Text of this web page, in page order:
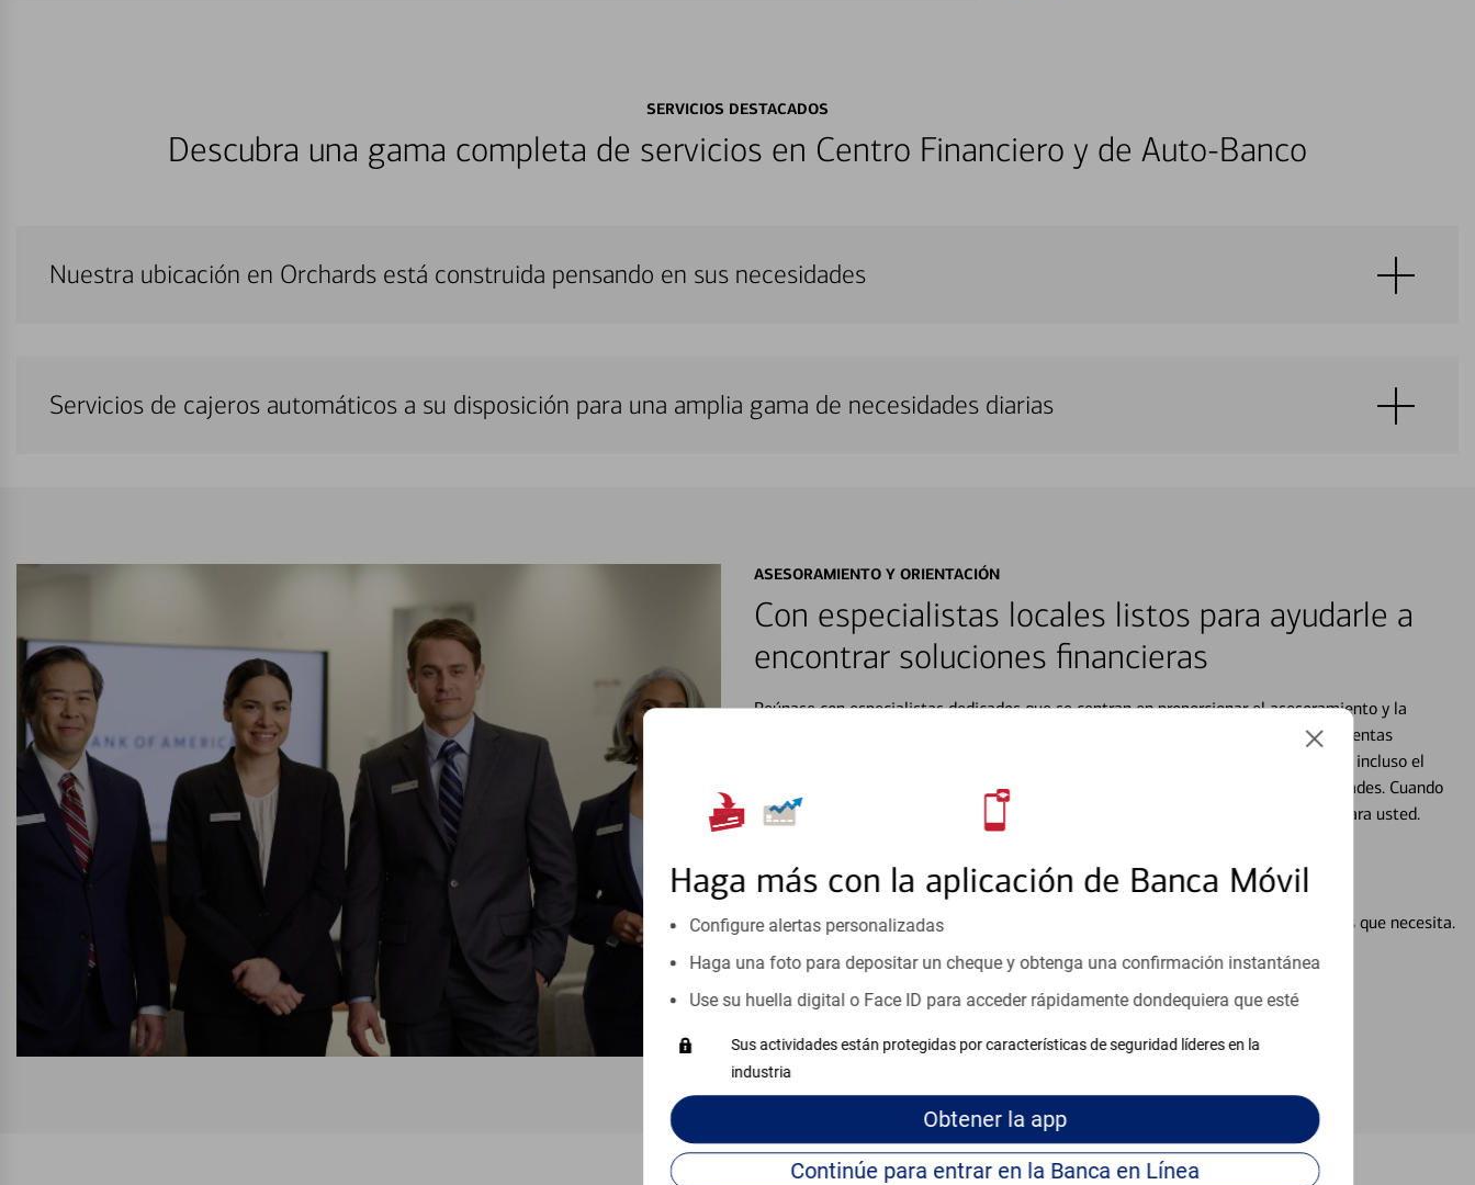
Haga más con la aplicación de Banca Móvil
Configure alertas personalizadas
Haga una foto para depositar un cheque y obtenga una confirmación instantánea
Use su huella digital o Face ID para acceder rápidamente dondequiera que esté
Sus actividades están protegidas por características de seguridad líderes en la
industria
Obtenerla app
Continúe para entrar en la Banca en Línea
SERVICIOS DESTACADOS
Descubra una gama completa de servicios en Centro Financiero y de Auto-Banco
Nuestra ubicación en Orchards está construida pensando en sus necesidades
Servicios de cajeros automáticos a su disposición para una amplia gama de necesidades diarias
ASESORAMIENTO Y ORIENTACIÓN
Con especialistas locales listos para ayudarle a
encontrar soluciones financieras
Reúnase con especialistas dedicados que se centran en proporcionar el asesoramiento y la
orientación que necesita, en cualquier situación en su vida financiera. Desde sus cuentas
personales, hasta el ahorro para grandes compras, la planificación para su futuro, e incluso el
inicio o crecimiento de su negocio, su futuro se mueve de acuerdo con sus necesidades. Cuando
esté listo, un especialista trabajará con usted en un momento que sea adecuado para usted.
Programe una cita
Vea si nuestro centro de ayuda en línea puede ayudar a proporcionar las respuestas que necesita.